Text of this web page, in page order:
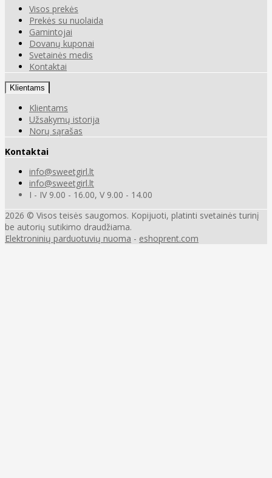
Visos prekės
Prekės su nuolaida
Gamintojai
Dovanų kuponai
Svetainės medis
Kontaktai
Klientams
Klientams
Užsakymų istorija
Norų sąrašas
Kontaktai
info@sweetgirl.lt
info@sweetgirl.lt
I - IV 9.00 - 16.00, V 9.00 - 14.00
2026 © Visos teisės saugomos. Kopijuoti, platinti svetainės turinį
be autorių sutikimo draudžiama.
Elektroninių parduotuvių nuoma - eshoprent.com